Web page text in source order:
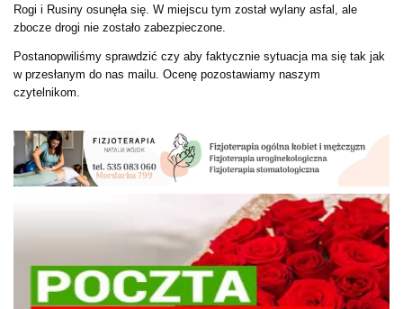
Rogi i Rusiny osunęła się. W miejscu tym został wylany asfal, ale
zbocze drogi nie zostało zabezpieczone.
Postanopwiliśmy sprawdzić czy aby faktycznie sytuacja ma się tak jak
w przesłanym do nas mailu. Ocenę pozostawiamy naszym
czytelnikom.